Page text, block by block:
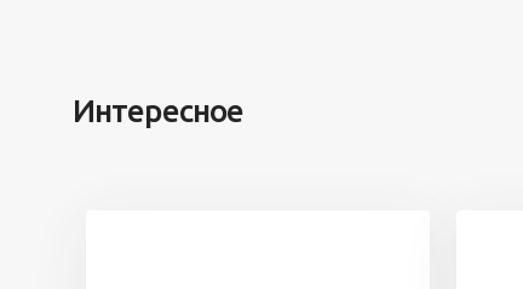
Интересное